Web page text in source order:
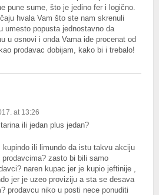
pune sume, što je jedino fer i logično.
hvala Vam što ste nam skrenuli
umesto popusta jednostavno da
u osnovi i onda Vama ide procenat od
prodavac dobijam, kako bi i trebalo!
at 13:26
ili jedan plus jedan?
kupindo ili limundo da istu takvu akciju
zasto bi bili samo
naren kupac jer je kupio jeftinije ,
jer je uzeo proviziju a sta se desava
prodavcu niko u posti nece ponuditi